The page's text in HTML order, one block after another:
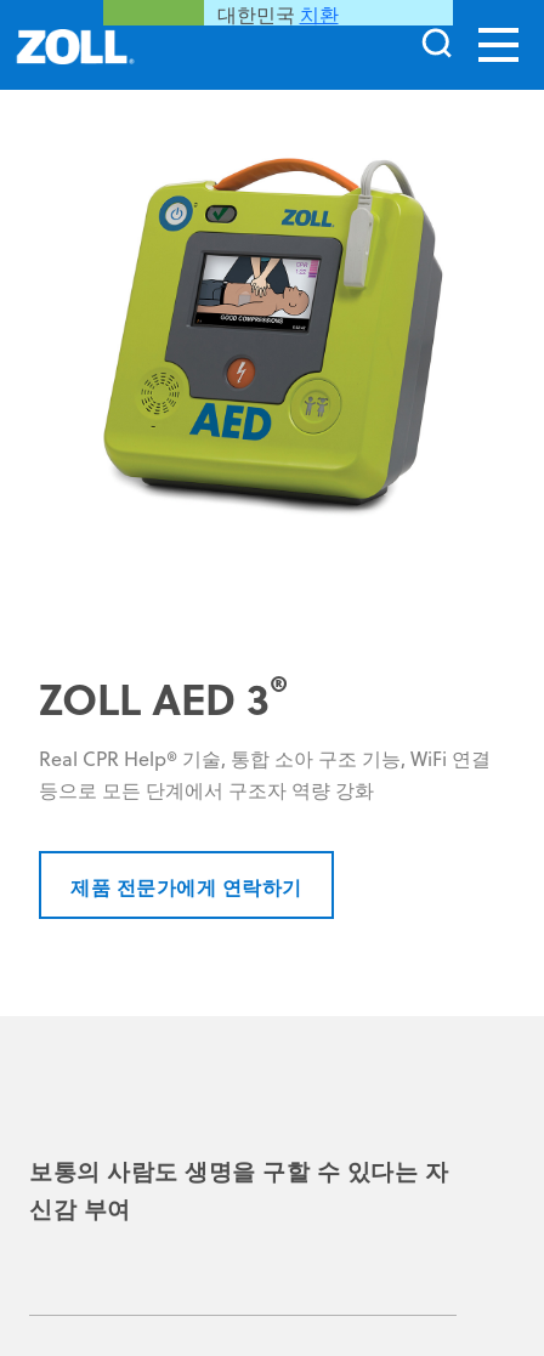
대한민국 치환
ZOLL AED 3®
Real CPR Help® 기술, 통합 소아 구조 기능, WiFi 연결
등으로 모든 단계에서 구조자 역량 강화
제품 전문가에게 연락하기
보통의 사람도 생명을 구할 수 있다는 자
신감 부여